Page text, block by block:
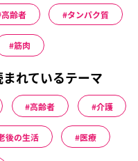
高齢者 タンパク質
筋肉
れているテーマ
高齢者 介護
後の生活 医療